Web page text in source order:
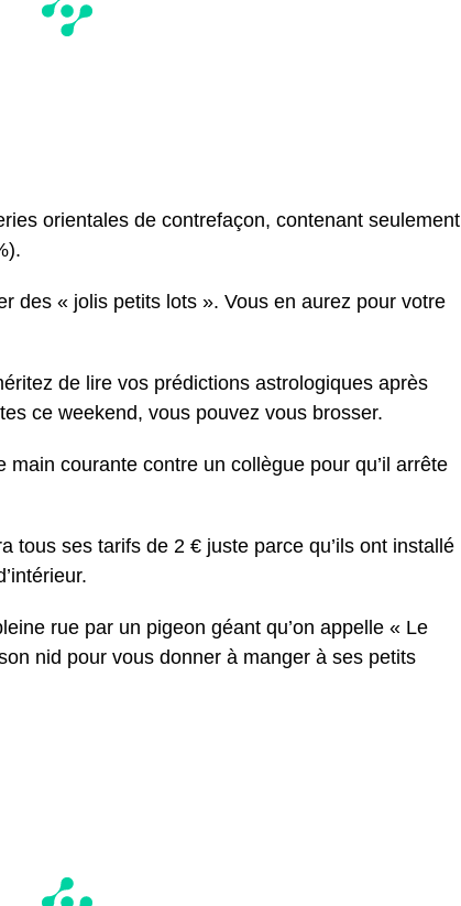
orientales de contrefaçon, contenant seulement
des « jolis petits lots ». Vous en aurez pour votre
de lire vos prédictions astrologiques après
ce weekend, vous pouvez vous brosser.
main courante contre un collègue pour qu’il arrête
tous ses tarifs de 2 € juste parce qu’ils ont installé
rue par un pigeon géant qu’on appelle « Le
nid pour vous donner à manger à ses petits